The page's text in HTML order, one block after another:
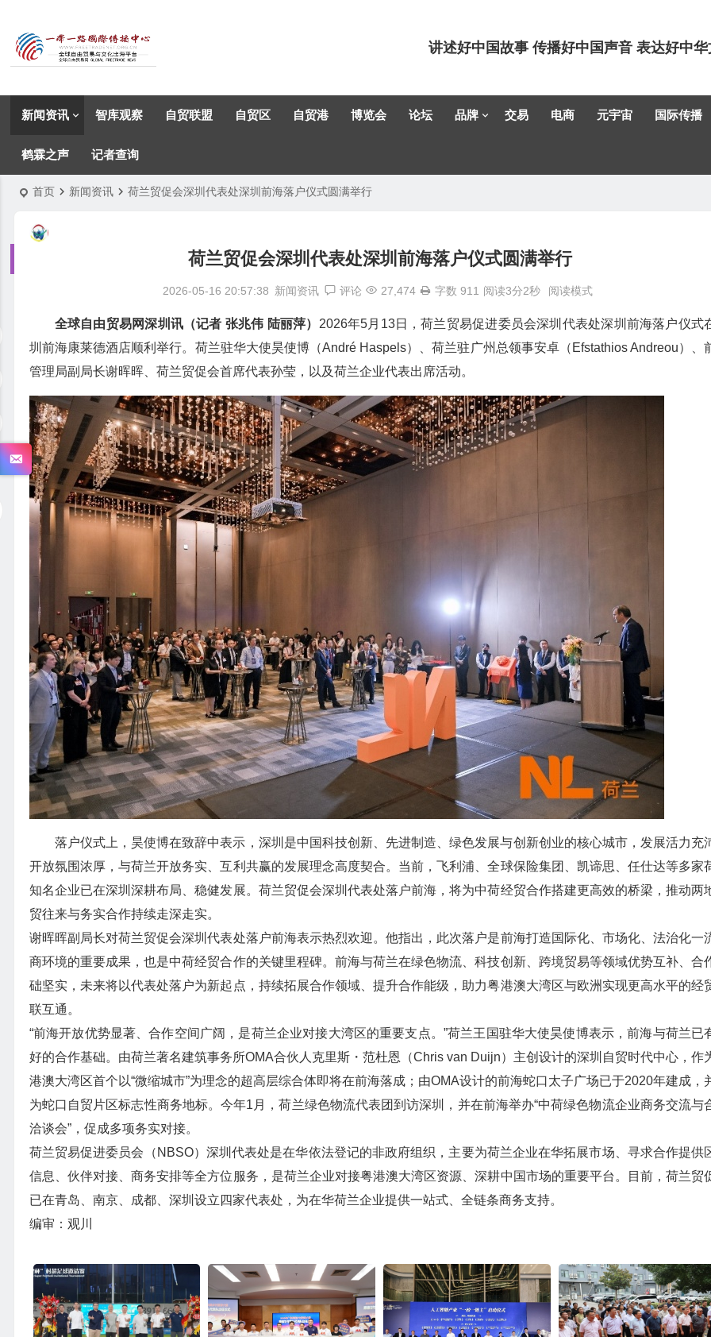
讲述好中国故事 传播好中国声音 表达好中
新闻资讯 智库观察 自贸联盟 自贸区 自贸港 博览会 论坛 品牌 交易 电商 元宇宙 国际传播
鹤霖之声 记者查询
首页 新闻资讯 荷兰贸促会深圳代表处深圳前海落户仪式圆满举行
荷兰贸促会深圳代表处深圳前海落户仪式圆满举行
2026-05-16 20:57:38 新闻资讯 评论 27,474 字数 911 阅读3分2秒 阅读模式
全球自由贸易网深圳讯（记者 张兆伟 陆丽萍） 2026年5月13日，荷兰贸易促进委员会深圳代表处深圳前海落户仪式
圳前海康莱德酒店顺利举行。荷兰驻华大使昊使博（André Haspels）、荷兰驻广州总领事安卓（Efstathios Andreou）、
管理局副局长谢晖晖、荷兰贸促会首席代表孙莹，以及荷兰企业代表出席活动。
落户仪式上，昊使博在致辞中表示，深圳是中国科技创新、先进制造、绿色发展与创新创业的核心城市，发展活力充
开放氛围浓厚，与荷兰开放务实、互利共赢的发展理念高度契合。当前，飞利浦、全球保险集团、凯谛思、任仕达等多家
知名企业已在深圳深耕布局、稳健发展。荷兰贸促会深圳代表处落户前海，将为中荷经贸合作搭建更高效的桥梁，推动两
贸往来与务实合作持续走深走实。
谢晖晖副局长对荷兰贸促会深圳代表处落户前海表示热烈欢迎。他指出，此次落户是前海打造国际化、市场化、法治化一
商环境的重要成果，也是中荷经贸合作的关键里程碑。前海与荷兰在绿色物流、科技创新、跨境贸易等领域优势互补、合
础坚实，未来将以代表处落户为新起点，持续拓展合作领域、提升合作能级，助力粤港澳大湾区与欧洲实现更高水平的经
联互通。
“前海开放优势显著、合作空间广阔，是荷兰企业对接大湾区的重要支点。”荷兰王国驻华大使昊使博表示，前海与荷兰已
好的合作基础。由荷兰著名建筑事务所OMA合伙人克里斯・范杜恩（Chris van Duijn）主创设计的深圳自贸时代中心，作
港澳大湾区首个以“微缩城市”为理念的超高层综合体即将在前海落成；由OMA设计的前海蛇口太子广场已于2020年建成，
为蛇口自贸片区标志性商务地标。今年1月，荷兰绿色物流代表团到访深圳，并在前海举办“中荷绿色物流企业商务交流与
洽谈会”，促成多项务实对接。
荷兰贸易促进委员会（NBSO）深圳代表处是在华依法登记的非政府组织，主要为荷兰企业在华拓展市场、寻求合作提供
信息、伙伴对接、商务安排等全方位服务，是荷兰企业对接粤港澳大湾区资源、深耕中国市场的重要平台。目前，荷兰贸
已在青岛、南京、成都、深圳设立四家代表处，为在华荷兰企业提供一站式、全链条商务支持。
编审：观川